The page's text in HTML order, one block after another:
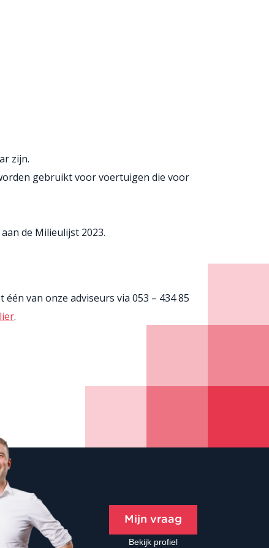
zijn.
gebruikt voor voertuigen die voor
de Milieulijst 2023.
van onze adviseurs via 053 – 434 85
.
Mijn vraag
Bekijk profiel